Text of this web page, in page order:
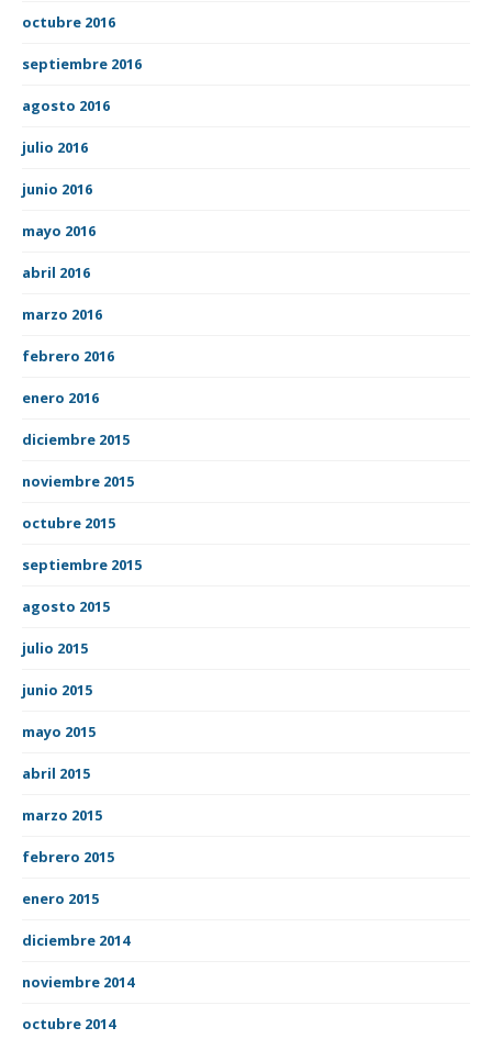
octubre 2016
septiembre 2016
agosto 2016
julio 2016
junio 2016
mayo 2016
abril 2016
marzo 2016
febrero 2016
enero 2016
diciembre 2015
noviembre 2015
octubre 2015
septiembre 2015
agosto 2015
julio 2015
junio 2015
mayo 2015
abril 2015
marzo 2015
febrero 2015
enero 2015
diciembre 2014
noviembre 2014
octubre 2014